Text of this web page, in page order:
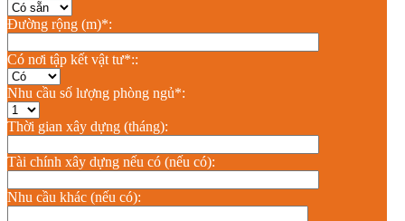
Đường rộng (m)*:
Có nơi tập kết vật tư*::
Nhu cầu số lượng phòng ngủ*:
Thời gian xây dựng (tháng):
Tài chính xây dựng nếu có (nếu có):
Nhu cầu khác (nếu có):